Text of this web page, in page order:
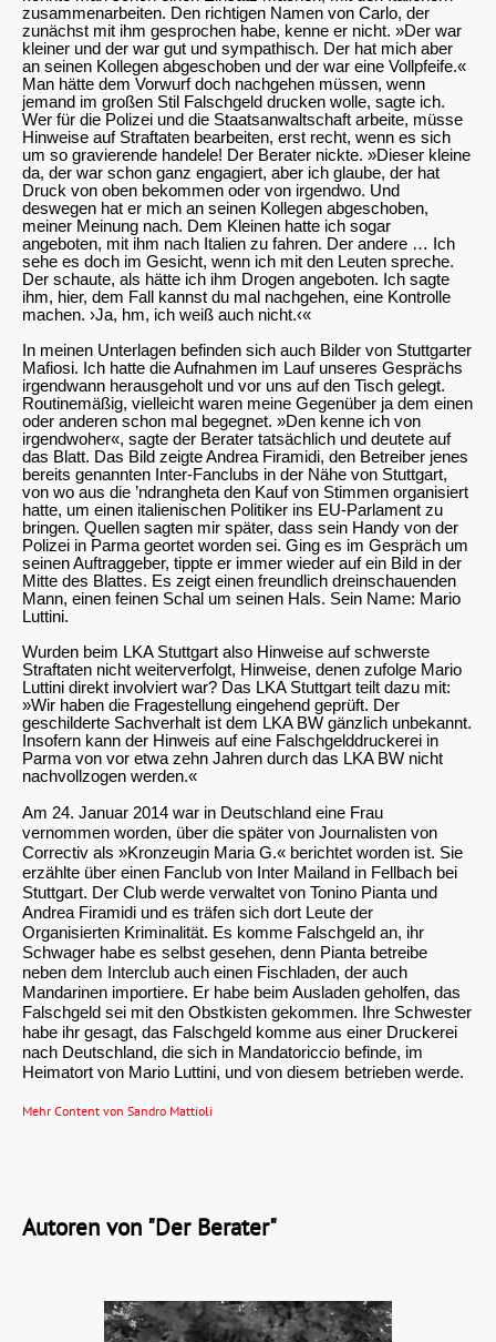
zusammenarbeiten. Den richtigen Namen von Carlo, der
zunächst mit ihm gesprochen habe, kenne er nicht. »Der war
kleiner und der war gut und sympathisch. Der hat mich aber
an seinen Kollegen abgeschoben und der war eine Vollpfeife.«
Man hätte dem Vorwurf doch nachgehen müssen, wenn
jemand im großen Stil Falschgeld drucken wolle, sagte ich.
Wer für die Polizei und die Staatsanwaltschaft arbeite, müsse
Hinweise auf Straftaten bearbeiten, erst recht, wenn es sich
um so gravierende handele! Der Berater nickte. »Dieser kleine
da, der war schon ganz engagiert, aber ich glaube, der hat
Druck von oben bekommen oder von irgendwo. Und
deswegen hat er mich an seinen Kollegen abgeschoben,
meiner Meinung nach. Dem Kleinen hatte ich sogar
angeboten, mit ihm nach Italien zu fahren. Der andere … Ich
sehe es doch im Gesicht, wenn ich mit den Leuten spreche.
Der schaute, als hätte ich ihm Drogen angeboten. Ich sagte
ihm, hier, dem Fall kannst du mal nachgehen, eine Kontrolle
machen. ›Ja, hm, ich weiß auch nicht.‹«
In meinen Unterlagen befinden sich auch Bilder von Stuttgarter
Mafiosi. Ich hatte die Aufnahmen im Lauf unseres Gesprächs
irgendwann herausgeholt und vor uns auf den Tisch gelegt.
Routinemäßig, vielleicht waren meine Gegenüber ja dem einen
oder anderen schon mal begegnet. »Den kenne ich von
irgendwoher«, sagte der Berater tatsächlich und deutete auf
das Blatt. Das Bild zeigte Andrea Firamidi, den Betreiber jenes
bereits genannten Inter-Fanclubs in der Nähe von Stuttgart,
von wo aus die ’ndrangheta den Kauf von Stimmen organisiert
hatte, um einen italienischen Politiker ins EU-Parlament zu
bringen. Quellen sagten mir später, dass sein Handy von der
Polizei in Parma geortet worden sei. Ging es im Gespräch um
seinen Auftraggeber, tippte er immer wieder auf ein Bild in der
Mitte des Blattes. Es zeigt einen freundlich dreinschauenden
Mann, einen feinen Schal um seinen Hals. Sein Name: Mario
Luttini.
Wurden beim LKA Stuttgart also Hinweise auf schwerste
Straftaten nicht weiterverfolgt, Hinweise, denen zufolge Mario
Luttini direkt involviert war? Das LKA Stuttgart teilt dazu mit:
»Wir haben die Fragestellung eingehend geprüft. Der
geschilderte Sachverhalt ist dem LKA BW gänzlich unbekannt.
Insofern kann der Hinweis auf eine Falschgelddruckerei in
Parma von vor etwa zehn Jahren durch das LKA BW nicht
nachvollzogen werden.«
Am 24. Januar 2014 war in Deutschland eine Frau
vernommen worden, über die später von Journalisten von
Correctiv als »Kronzeugin Maria G.« berichtet worden ist. Sie
erzählte über einen Fanclub von Inter Mailand in Fellbach bei
Stuttgart. Der Club werde verwaltet von Tonino Pianta und
Andrea Firamidi und es träfen sich dort Leute der
Organisierten Kriminalität. Es komme Falschgeld an, ihr
Schwager habe es selbst gesehen, denn Pianta betreibe
neben dem Interclub auch einen Fischladen, der auch
Mandarinen importiere. Er habe beim Ausladen geholfen, das
Falschgeld sei mit den Obstkisten gekommen. Ihre Schwester
habe ihr gesagt, das Falschgeld komme aus einer Druckerei
nach Deutschland, die sich in Mandatoriccio befinde, im
Heimatort von Mario Luttini, und von diesem betrieben werde.
Mehr Content von Sandro Mattioli
Autoren von "Der Berater"